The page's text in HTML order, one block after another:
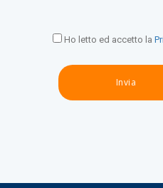
Ho letto ed accetto la